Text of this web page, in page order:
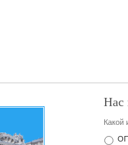
Нас
Какой